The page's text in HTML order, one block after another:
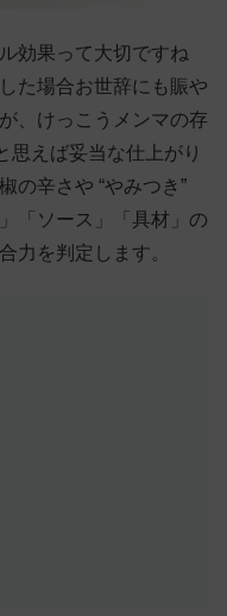
効果って大切ですね
た場合お世辞にも賑や
、けっこうメンマの存
思えば妥当な仕上がり
の辛さや “やみつき”
「ソース」「具材」の
力を判定します。